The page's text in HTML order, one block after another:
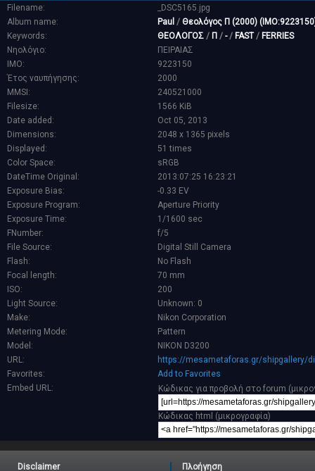
Filename:
_DSC5165.jpg
Album name:
Paul / Θεολόγος Π (2000)
Keywords:
ΘΕΟΛΟΓΟΣ / Π / -/ FAST/ FERRIES
Νηολόγιο:
ΠΕΙΡΑΙΑΣ
IMO:
9223150
Έτος ναυπήγησης:
2000
MMSI:
240521000
Filesize:
1566 KiB
Date added:
Oct 05, 2013
Dimensions:
2048 x 1365 pixels
Displayed:
51 times
Color Space:
sRGB
DateTime Original:
2013:07:25 16:23:21
Exposure Bias:
-0.33 EV
Exposure Program:
Aperture Priority
Exposure Time:
1/1600 sec
FNumber:
f/5
File Source:
Digital Still Camera
Flash:
No Flash
Focal length:
70 mm
ISO:
200
Light Source:
Unknown: 0
Make:
Nikon Corporation
Metering Mode:
Pattern
Model:
NIKON D3200
URL:
https://mesametaforas.gr/shipgallery/
Favorites:
Add to Favorites
Embed URL:
Κώδικας για προβολή στο forum
Κώδικας html (μικρογραφία)
Disclaimer Πλοήγηση